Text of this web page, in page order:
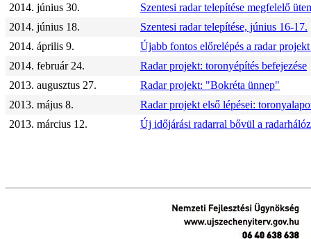
2014. június 30.
Szentesi radar telepítése megfelelő
2014. június 18.
Szentesi radar telepítése, június 16-17.
2014. április 9.
Újabb fontos előrelépés a radar
2014. február 24.
Radar projekt: toronyépítés befejezése
2013. augusztus 27.
Radar projekt: "Bokréta ünnep"
2013. május 8.
Radar projekt első lépései:
2013. március 12.
Új időjárási radarral bővül a